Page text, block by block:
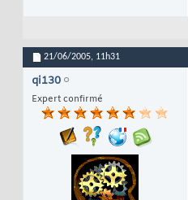
21/06/2005, 11h31
qi130
Expert confirmé